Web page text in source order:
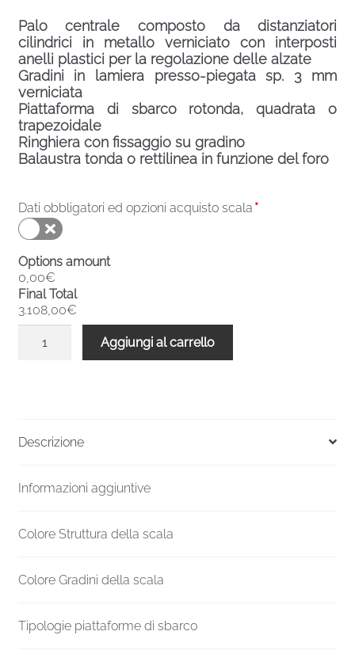
Palo centrale composto da distanziatori
cilindrici in metallo verniciato con interposti
anelli plastici per la regolazione delle alzate
Gradini in lamiera presso-piegata sp. 3 mm
verniciata
Piattaforma di sbarco rotonda, quadrata o
trapezoidale
Ringhiera con fissaggio su gradino
Balaustra tonda o rettilinea in funzione del foro
Dati obbligatori ed opzioni acquisto scala *
Options amount
0,00€
Final Total
3.108,00€
1300
quantità
Aggiungi al carrello
Descrizione
Informazioni aggiuntive
Colore Struttura della scala
Colore Gradini della scala
Tipologie piattaforme di sbarco